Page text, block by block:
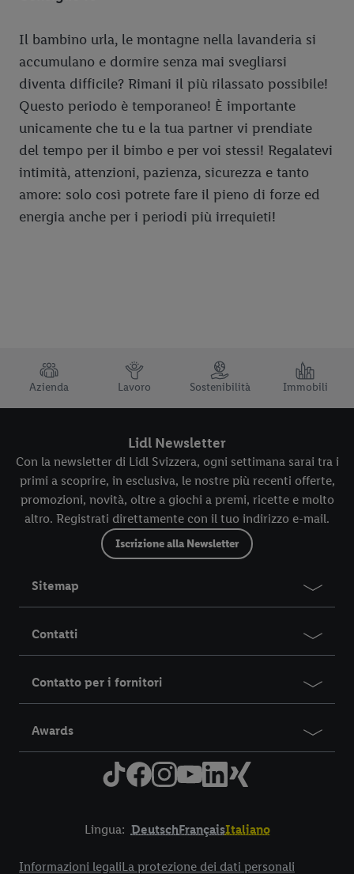
Il bambino urla, le montagne nella lavanderia si
accumulano e dormire senza mai svegliarsi
diventa difficile? Rimani il più rilassato possibile!
Questo periodo è temporaneo! È importante
unicamente che tu e la tua partner vi prendiate
del tempo per il bimbo e per voi stessi! Regalatevi
intimità, attenzioni, pazienza, sicurezza e tanto
amore: solo così potrete fare il pieno di forze ed
energia anche per i periodi più irrequieti!
TRUSTBAR
Azienda Lavoro Sostenibilità Immobili
Lidl Newsletter
Con la newsletter di Lidl Svizzera, ogni settimana sarai tra i
primi a scoprire, in esclusiva, le nostre più recenti offerte,
promozioni, novità, oltre a giochi a premi, ricette e molto
altro. Registrati direttamente con il tuo indirizzo e-mail.
Iscrizione alla Newsletter
Sitemap
Contatti
Contatto per i fornitori
Awards
Lingua: DeutschFrançaisItaliano
Informazioni legaliLa protezione dei dati personali